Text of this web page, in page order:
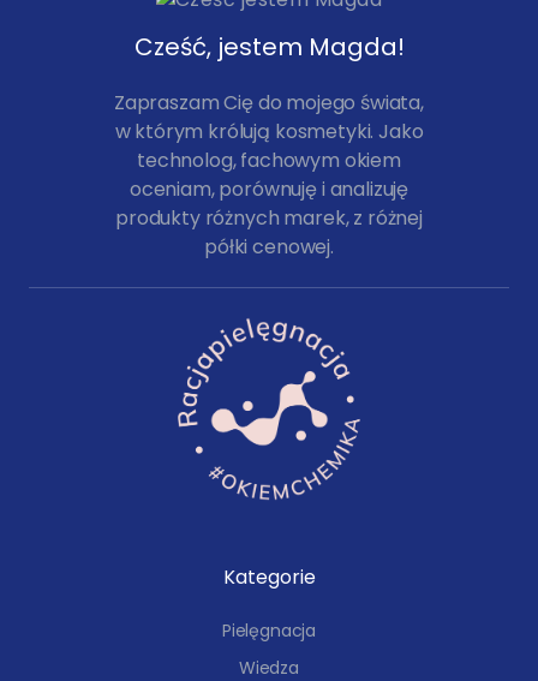
Cześć, jestem Magda!
Zapraszam Cię do mojego świata,
w którym królują kosmetyki. Jako
technolog, fachowym okiem
oceniam, porównuję i analizuję
produkty różnych marek, z różnej
półki cenowej.
Kategorie
Pielęgnacja
Wiedza